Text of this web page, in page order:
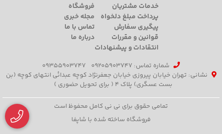
خدمات مشتریان
پرداخت مبلغ دلخواه
پیگیری سفارش
قوانین و مقررات
انتقادات و پیشنهادات
فروشگاه
مجله خبری
تماس با ما
درباره ما
شماره تماس‌: 09205903747
09355903747
نشانی: تهران خیابان پیروزی خیابان جعفرنژاد کوچه عبدائی انتهای کوچه (بن
بست عسگری) پلاک 4 ( برای تحویل حضوری )
تمامی حقوق برای نی نی کامل محفوظ است
فروشگاه ساخته شده با شاپفا